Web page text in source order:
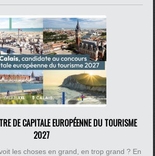
DE CAPITALE EUROPÉENNE DU TOURISME
2027
les choses en grand, en trop grand ? En